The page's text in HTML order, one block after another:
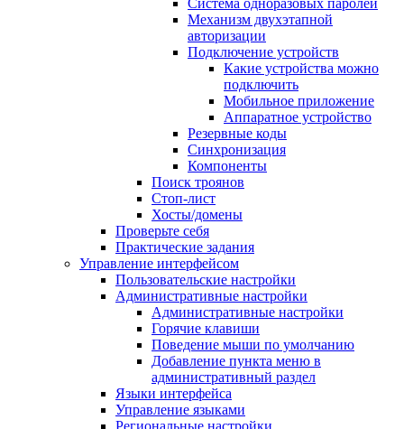
Система одноразовых паролей
Механизм двухэтапной
авторизации
Подключение устройств
Какие устройства можно
подключить
Мобильное приложение
Аппаратное устройство
Резервные коды
Синхронизация
Компоненты
Поиск троянов
Стоп-лист
Хосты/домены
Проверьте себя
Практические задания
Управление интерфейсом
Пользовательские настройки
Административные настройки
Административные настройки
Горячие клавиши
Поведение мыши по умолчанию
Добавление пункта меню в
административный раздел
Языки интерфейса
Управление языками
Региональные настройки